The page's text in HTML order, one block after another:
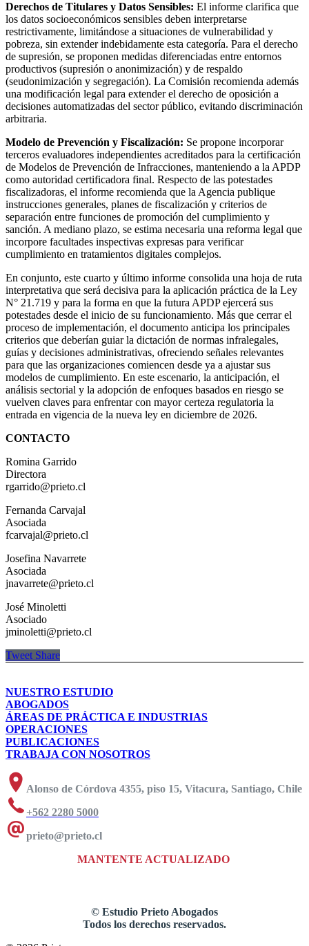
Derechos de Titulares y Datos Sensibles: El informe clarifica que
los datos socioeconómicos sensibles deben interpretarse
restrictivamente, limitándose a situaciones de vulnerabilidad y
pobreza, sin extender indebidamente esta categoría. Para el derecho
de supresión, se proponen medidas diferenciadas entre entornos
productivos (supresión o anonimización) y de respaldo
(seudonimización y segregación). La Comisión recomienda además
una modificación legal para extender el derecho de oposición a
decisiones automatizadas del sector público, evitando discriminación
arbitraria.
Modelo de Prevención y Fiscalización: Se propone incorporar
terceros evaluadores independientes acreditados para la certificación
de Modelos de Prevención de Infracciones, manteniendo a la APDP
como autoridad certificadora final. Respecto de las potestades
fiscalizadoras, el informe recomienda que la Agencia publique
instrucciones generales, planes de fiscalización y criterios de
separación entre funciones de promoción del cumplimiento y
sanción. A mediano plazo, se estima necesaria una reforma legal que
incorpore facultades inspectivas expresas para verificar
cumplimiento en tratamientos digitales complejos.
En conjunto, este cuarto y último informe consolida una hoja de ruta
interpretativa que será decisiva para la aplicación práctica de la Ley
N° 21.719 y para la forma en que la futura APDP ejercerá sus
potestades desde el inicio de su funcionamiento. Más que cerrar el
proceso de implementación, el documento anticipa los principales
criterios que deberían guiar la dictación de normas infralegales,
guías y decisiones administrativas, ofreciendo señales relevantes
para que las organizaciones comiencen desde ya a ajustar sus
modelos de cumplimiento. En este escenario, la anticipación, el
análisis sectorial y la adopción de enfoques basados en riesgo se
vuelven claves para enfrentar con mayor certeza regulatoria la
entrada en vigencia de la nueva ley en diciembre de 2026.
CONTACTO
Romina Garrido
Directora
rgarrido@prieto.cl
Fernanda Carvajal
Asociada
fcarvajal@prieto.cl
Josefina Navarrete
Asociada
jnavarrete@prieto.cl
José Minoletti
Asociado
jminoletti@prieto.cl
Tweet Share
NUESTRO ESTUDIO
ABOGADOS
ÁREAS DE PRÁCTICA E INDUSTRIAS
OPERACIONES
PUBLICACIONES
TRABAJA CON NOSOTROS
Alonso de Córdova 4355, piso 15, Vitacura, Santiago, Chile
+562 2280 5000
prieto@prieto.cl
MANTENTE ACTUALIZADO
© Estudio Prieto Abogados
Todos los derechos reservados.